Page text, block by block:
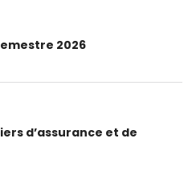
2026
d’assurance et de